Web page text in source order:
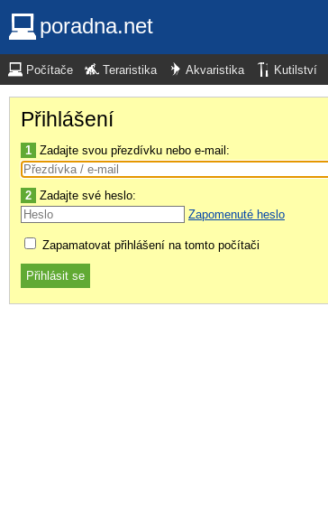
poradna.net
Počítače Teraristika Akvaristika Kutilství
Přihlášení
1 Zadajte svou přezdívku nebo e-mail:
2 Zadajte své heslo:
Zapomenuté heslo
Zapamatovat přihlášení na tomto počítači